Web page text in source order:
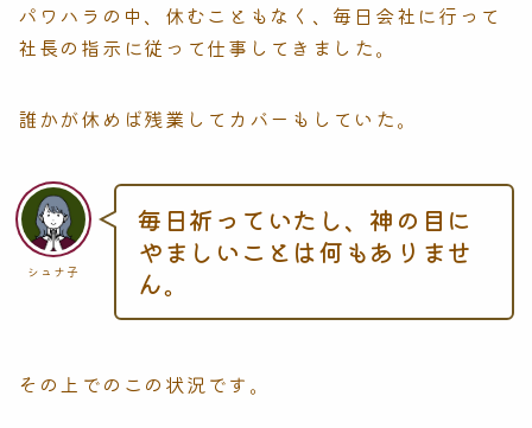
パワハラの中、休むこともなく、毎日会社に行って
社長の指示に従って仕事してきました。
誰かが休めば残業してカバーもしていた。
シュナ子
毎日祈っていたし、神の目に
やましいことは何もありませ
ん。
その上でのこの状況です。